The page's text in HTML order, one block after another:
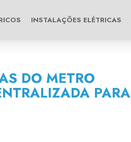
INSTALAÇÕES ELÉTRICAS
DO METRO
PARA